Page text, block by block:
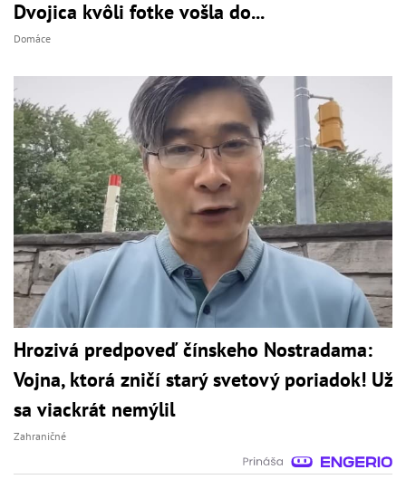
Dvojica kvôli fotke vošla do...
Domáce
Hrozivá predpoveď čínskeho Nostradama:
Vojna, ktorá zničí starý svetový poriadok! Už
sa viackrát nemýlil
Zahraničné